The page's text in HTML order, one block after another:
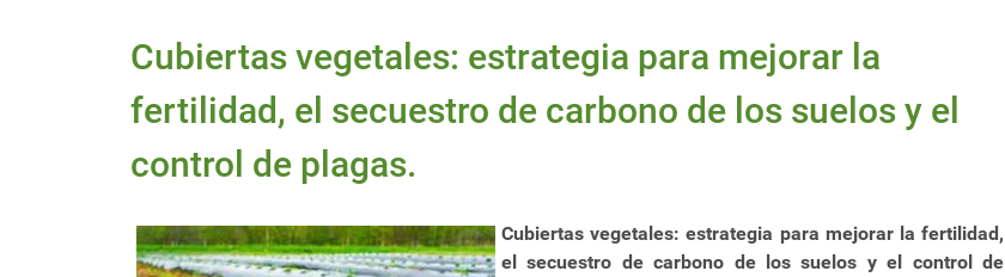
Cubiertas vegetales: estrategia para mejorar la
fertilidad, el secuestro de carbono de los suelos y el
control de plagas.
Cubiertas vegetales: estrategia para mejorar la fertilidad,
el secuestro de carbono de los suelos y el control de